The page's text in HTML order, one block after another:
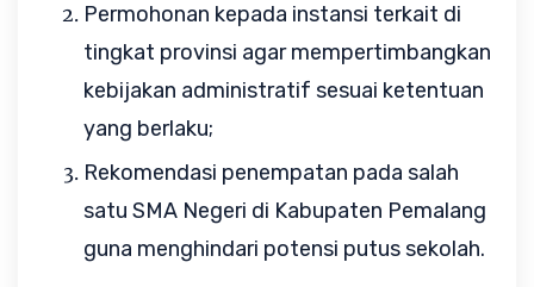
Permohonan kepada instansi terkait di
tingkat provinsi agar mempertimbangkan
kebijakan administratif sesuai ketentuan
yang berlaku;
Rekomendasi penempatan pada salah
satu SMA Negeri di Kabupaten Pemalang
guna menghindari potensi putus sekolah.